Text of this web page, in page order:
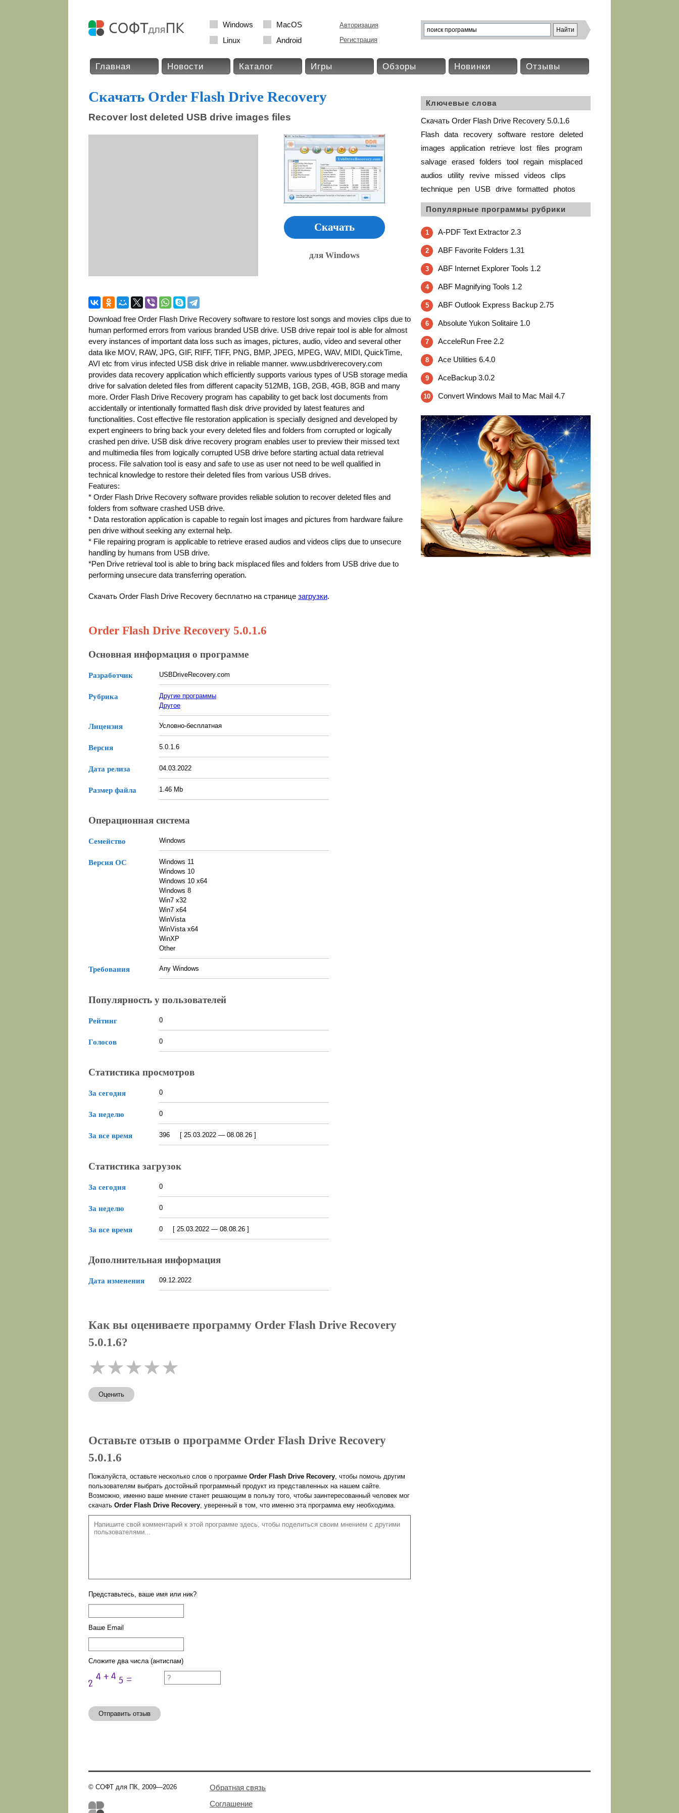
Windows
MacOS
Linux
Android
Авторизация
Регистрация
Главная Новости Каталог Игры Обзоры Новинки Отзывы
Скачать Order Flash Drive Recovery
Recover lost deleted USB drive images files
Скачать
для Windows
Download free Order Flash Drive Recovery software to restore lost songs and movies clips due to
human performed errors from various branded USB drive. USB drive repair tool is able for almost
every instances of important data loss such as images, pictures, audio, video and several other
data like MOV, RAW, JPG, GIF, RIFF, TIFF, PNG, BMP, JPEG, MPEG, WAV, MIDI, QuickTime,
AVI etc from virus infected USB disk drive in reliable manner. www.usbdriverecovery.com
provides data recovery application which efficiently supports various types of USB storage media
drive for salvation deleted files from different capacity 512MB, 1GB, 2GB, 4GB, 8GB and many
more. Order Flash Drive Recovery program has capability to get back lost documents from
accidentally or intentionally formatted flash disk drive provided by latest features and
functionalities. Cost effective file restoration application is specially designed and developed by
expert engineers to bring back your every deleted files and folders from corrupted or logically
crashed pen drive. USB disk drive recovery program enables user to preview their missed text
and multimedia files from logically corrupted USB drive before starting actual data retrieval
process. File salvation tool is easy and safe to use as user not need to be well qualified in
technical knowledge to restore their deleted files from various USB drives.
Features:
* Order Flash Drive Recovery software provides reliable solution to recover deleted files and
folders from software crashed USB drive.
* Data restoration application is capable to regain lost images and pictures from hardware failure
pen drive without seeking any external help.
* File repairing program is applicable to retrieve erased audios and videos clips due to unsecure
handling by humans from USB drive.
*Pen Drive retrieval tool is able to bring back misplaced files and folders from USB drive due to
performing unsecure data transferring operation.
Скачать Order Flash Drive Recovery бесплатно на странице загрузки.
Order Flash Drive Recovery 5.0.1.6
Основная информация о программе
Разработчик USBDriveRecovery.com
Рубрика
Другие программы
Другое
Лицензия Условно-бесплатная
Версия 5.0.1.6
Дата релиза 04.03.2022
Размер файла 1.46 Mb
Операционная система
Семейство Windows
Версия ОС
Windows 11
Windows 10
Windows 10 x64
Windows 8
Win7 x32
Win7 x64
WinVista
WinVista x64
WinXP
Other
Требования Any Windows
Популярность у пользователей
Рейтинг 0
Голосов 0
Статистика просмотров
За сегодня 0
За неделю 0
За все время 396 [ 25.03.2022 — 08.08.26 ]
Статистика загрузок
За сегодня 0
За неделю 0
За все время 0 [ 25.03.2022 — 08.08.26 ]
Дополнительная информация
Дата изменения 09.12.2022
Как вы оцениваете программу Order Flash Drive Recovery
5.0.1.6?
★★★★★
Оценить
Оставьте отзыв о программе Order Flash Drive Recovery
5.0.1.6
Пожалуйста, оставьте несколько слов о программе Order Flash Drive Recovery, чтобы помочь другим
пользователям выбрать достойный программный продукт из представленных на нашем сайте.
Возможно, именно ваше мнение станет решающим в пользу того, чтобы заинтересованный человек мог
скачать Order Flash Drive Recovery, уверенный в том, что именно эта программа ему необходима.
Представьтесь, ваше имя или ник?
Ваше Email
Сложите два числа (антиспам)
Отправить отзыв
Ключевые слова
Скачать Order Flash Drive Recovery 5.0.1.6
Flash data recovery software restore deleted
images
application retrieve lost files
program
salvage erased folders tool regain
misplaced
audios
utility revive missed videos
clips
technique
pen USB drive formatted photos
Популярные программы рубрики
1 A-PDF Text Extractor 2.3
2 ABF Favorite Folders 1.31
3 ABF Internet Explorer Tools 1.2
4 ABF Magnifying Tools 1.2
5 ABF Outlook Express Backup 2.75
6 Absolute Yukon Solitaire 1.0
7 AcceleRun Free 2.2
8 Ace Utilities 6.4.0
9 AceBackup 3.0.2
10 Convert Windows Mail to Mac Mail 4.7
© СОФТ для ПК, 2009—2026
Обратная связь
Соглашение